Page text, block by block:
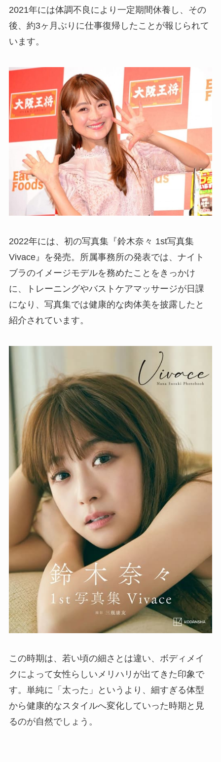
2021年には体調不良により一定期間休養し、その
後、約3ヶ月ぶりに仕事復帰したことが報じられて
います。
2022年には、初の写真集『鈴木奈々 1st写真集
Vivace』を発売。所属事務所の発表では、ナイト
ブラのイメージモデルを務めたことをきっかけ
に、トレーニングやバストケアマッサージが日課
になり、写真集では健康的な肉体美を披露したと
紹介されています。
この時期は、若い頃の細さとは違い、ボディメイ
クによって女性らしいメリハリが出てきた印象で
す。単純に「太った」というより、細すぎる体型
から健康的なスタイルへ変化していった時期と見
るのが自然でしょう。